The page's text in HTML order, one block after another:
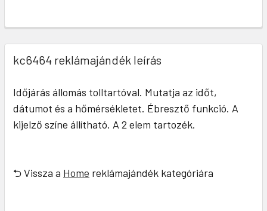
kc6464 reklámajándék leírás
Időjárás állomás tolltartóval. Mutatja az időt,
dátumot és a hőmérsékletet. Ébresztő funkció. A
kijelző színe állítható. A 2 elem tartozék.
⮌ Vissza a Home reklámajándék kategóriára